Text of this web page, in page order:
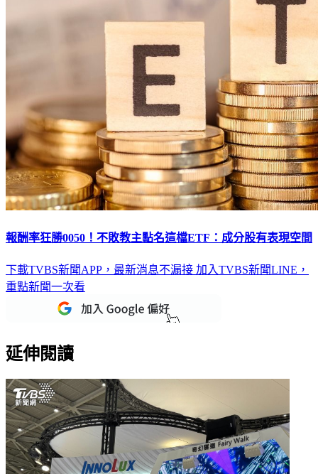
報酬率狂勝0050！不敗教主點名這檔ETF：成分股有表現空間
下載TVBS新聞APP，最新消息不漏接 加入TVBS新聞LINE，
重點新聞一次看
延伸閱讀